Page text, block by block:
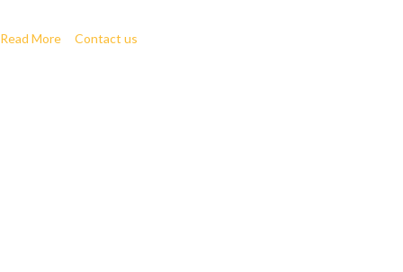
Read More Contact us